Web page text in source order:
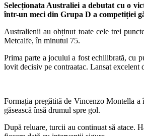
Selecționata Australiei a debutat cu o
într-un meci din Grupa D a competiției
Australienii au obținut toate cele trei
Metcalfe, în minutul 75.
Prima parte a jocului a fost echilibrată, cu
lovit decisiv pe contraatac. Lansat excelent
Formația pregătită de Vincenzo Montella
găsească însă drumul spre gol.
După reluare, turcii au continuat să atace.